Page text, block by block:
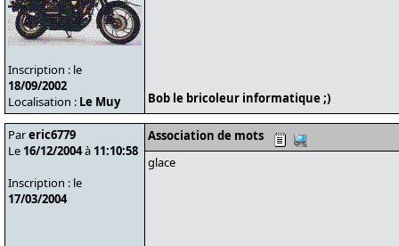
Inscription : le
18/09/2002
Localisation : Le Muy Bob le bricoleur informatique ;)
Pareric6779
Le 16/12/2004à 11:10:58
Inscription : le
17/03/2004
Association de mots
glace